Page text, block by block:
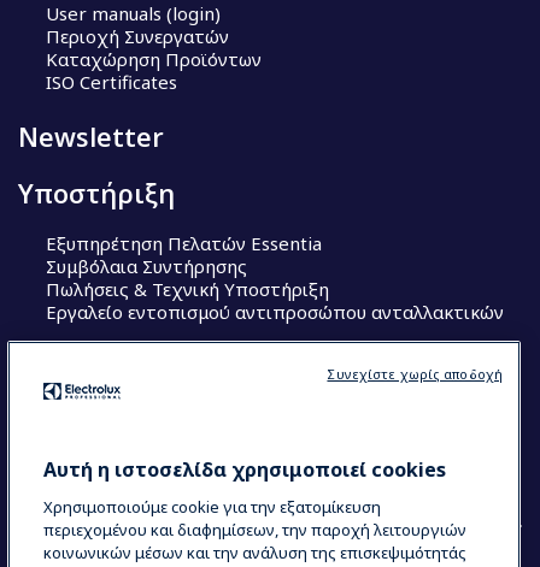
User manuals (login)
Περιοχή Συνεργατών
Καταχώρηση Προϊόντων
ISO Certificates
Newsletter
Υποστήριξη
Εξυπηρέτηση Πελατών Essentia
Συμβόλαια Συντήρησης
Πωλήσεις & Τεχνική Υποστήριξη
Εργαλείο εντοπισμού αντιπροσώπου ανταλλακτικών
Electrolux Professional Ακαδημία Chef
Αυτή η ιστοσελίδα χρησιμοποιεί cookies
Χρησιμοποιούμε cookie για την εξατομίκευση
περιεχομένου και διαφημίσεων, την παροχή λειτουργιών
κοινωνικών μέσων και την ανάλυση της επισκεψιμότητάς
Συνεχίστε χωρίς αποδοχή